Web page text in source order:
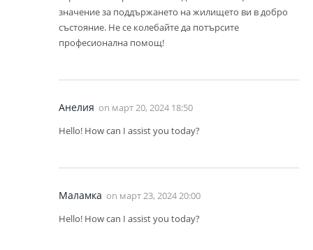
значение за поддържането на жилището ви в добро
състояние. Не се колебайте да потърсите
професионална помощ!
Анелия on март 20, 2024 18:50
Hello! How can I assist you today?
Маламка on март 23, 2024 20:00
Hello! How can I assist you today?